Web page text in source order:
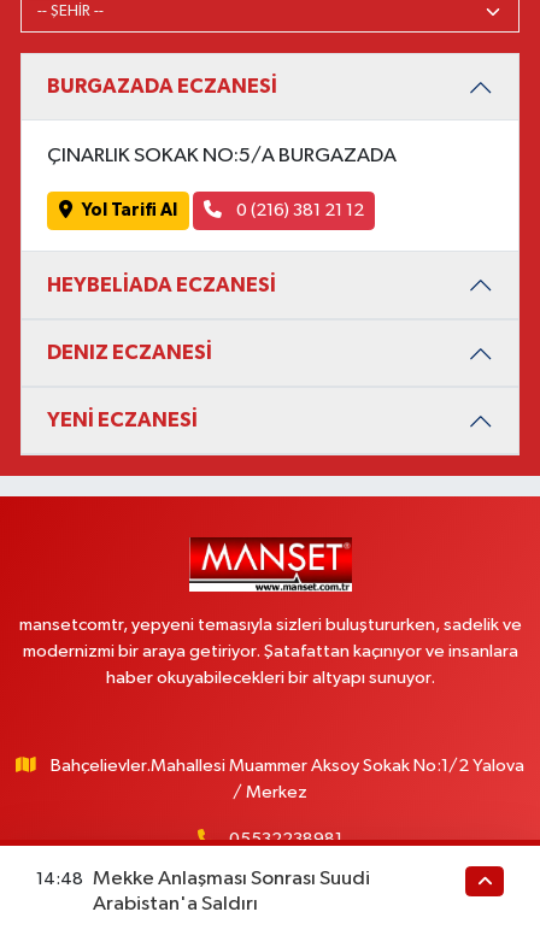
BURGAZADA ECZANESİ
ÇINARLIK SOKAK NO:5/A BURGAZADA
Yol Tarifi Al 0 (216) 381 21 12
HEYBELİADA ECZANESİ
DENIZ ECZANESİ
YENİ ECZANESİ
mansetcomtr, yepyeni temasıyla sizleri buluştururken, sadelik ve
modernizmi bir araya getiriyor. Şatafattan kaçınıyor ve insanlara
haber okuyabilecekleri bir altyapı sunuyor.
Bahçelievler.Mahallesi Muammer Aksoy Sokak No:1/2 Yalova
/ Merkez
05532238981
info@manset.com.tr
14:48
Mekke Anlaşması Sonrası Suudi
Arabistan'a Saldırı